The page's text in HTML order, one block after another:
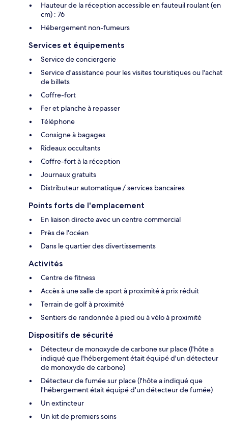
Hauteur de la réception accessible en fauteuil roulant (en
cm) : 76
Hébergement non-fumeurs
Services et équipements
Service de conciergerie
Service d'assistance pour les visites touristiques ou l'achat
de billets
Coffre-fort
Fer et planche à repasser
Téléphone
Consigne à bagages
Rideaux occultants
Coffre-fort à la réception
Journaux gratuits
Distributeur automatique / services bancaires
Points forts de l'emplacement
En liaison directe avec un centre commercial
Près de l'océan
Dans le quartier des divertissements
Activités
Centre de fitness
Accès à une salle de sport à proximité à prix réduit
Terrain de golf à proximité
Sentiers de randonnée à pied ou à vélo à proximité
Dispositifs de sécurité
Détecteur de monoxyde de carbone sur place (l'hôte a
indiqué que l'hébergement était équipé d'un détecteur
de monoxyde de carbone)
Détecteur de fumée sur place (l'hôte a indiqué que
l'hébergement était équipé d'un détecteur de fumée)
Un extincteur
Un kit de premiers soins